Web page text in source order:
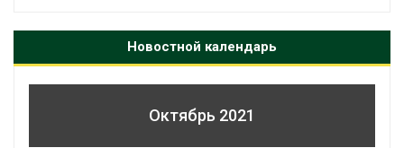
Новостной календарь
Октябрь 2021